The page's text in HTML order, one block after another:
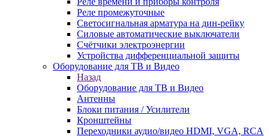
Реле промежуточные
Светосигнальная арматура на дин-рейку
Силовые автоматические выключатели
Счётчики электроэнергии
Устройства дифференциальной защиты
Оборудование для ТВ и Видео
Назад
Оборудование для ТВ и Видео
Антенны
Блоки питания / Усилители
Кронштейны
Переходники аудио/видео HDMI, VGA, RCA